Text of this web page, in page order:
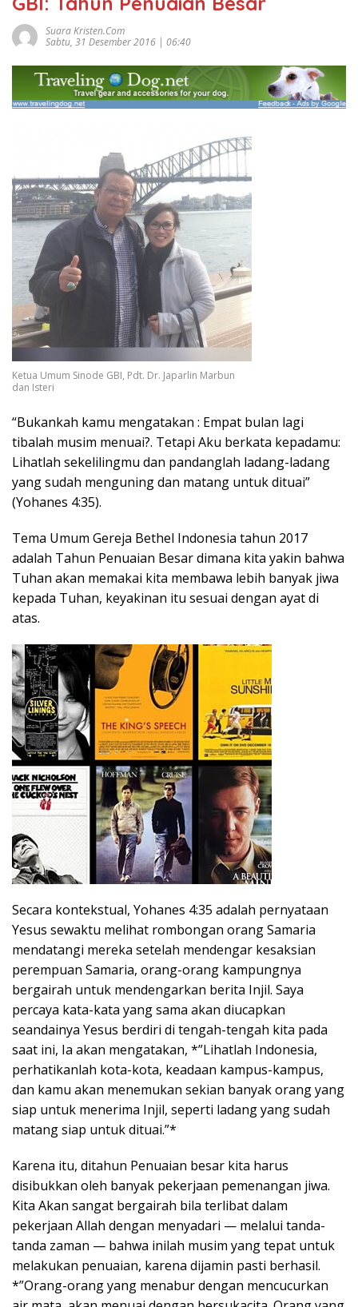
Suara Kristen.com
Sabtu, 31 Desember 2016 | 06:40
Ketua Umum Sinode GBI, Pdt. Dr. Japarlin Marbun
dan Isteri
“Bukankah kamu mengatakan : Empat bulan lagi
tibalah musim menuai?. Tetapi Aku berkata kepadamu:
Lihatlah sekelilingmu dan pandanglah ladang-ladang
yang sudah menguning dan matang untuk dituai”
(Yohanes 4:35).
Tema Umum Gereja Bethel Indonesia tahun 2017
adalah Tahun Penuaian Besar dimana kita yakin bahwa
Tuhan akan memakai kita membawa lebih banyak jiwa
kepada Tuhan, keyakinan itu sesuai dengan ayat di
atas.
Secara kontekstual, Yohanes 4:35 adalah pernyataan
Yesus sewaktu melihat rombongan orang Samaria
mendatangi mereka setelah mendengar kesaksian
perempuan Samaria, orang-orang kampungnya
bergairah untuk mendengarkan berita Injil. Saya
percaya kata-kata yang sama akan diucapkan
seandainya Yesus berdiri di tengah-tengah kita pada
saat ini, Ia akan mengatakan, *”Lihatlah Indonesia,
perhatikanlah kota-kota, keadaan kampus-kampus,
dan kamu akan menemukan sekian banyak orang yang
siap untuk menerima Injil, seperti ladang yang sudah
matang siap untuk dituai.”*
Karena itu, ditahun Penuaian besar kita harus
disibukkan oleh banyak pekerjaan pemenangan jiwa.
Kita Akan sangat bergairah bila terlibat dalam
pekerjaan Allah dengan menyadari — melalui tanda-
tanda zaman — bahwa inilah musim yang tepat untuk
melakukan penuaian, karena dijamin pasti berhasil.
*”Orang-orang yang menabur dengan mencucurkan